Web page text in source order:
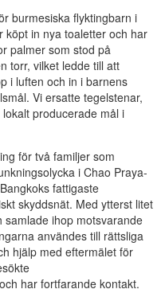
burmesiska flyktingbarn i
köpt in nya toaletter och har
palmer som stod på
torr, vilket ledde till att
i luften och in i barnens
Vi ersatte tegelstenar,
producerade mål i
för två familjer som
i Chao Praya-
fattigaste
skyddsnät. Med ytterst litet
samlade ihop motsvarande
användes till rättsliga
hjälp med eftermälet för
har fortfarande kontakt.